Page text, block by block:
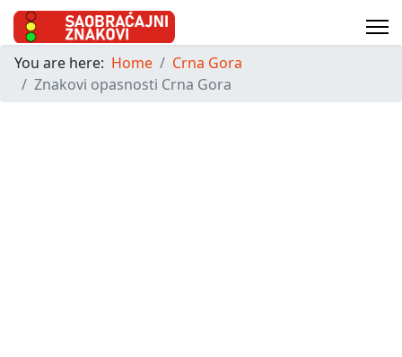
You are here: Home
Crna Gora
Znakovi opasnosti Crna Gora